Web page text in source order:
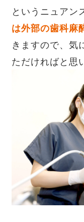
というニュアン
は外部の歯科麻
きますので、気
ただければと思